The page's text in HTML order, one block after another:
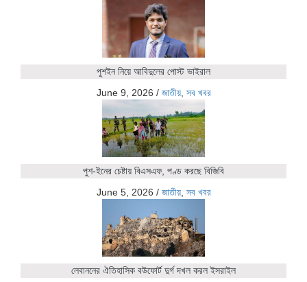
পুশইন নিয়ে আবিদুলের পোস্ট ভাইরাল
June 9, 2026 / জাতীয়, সব খবর
পুশ-ইনের চেষ্টায় বিএসএফ, পণ্ড করছে বিজিবি
June 5, 2026 / জাতীয়, সব খবর
লেবাননের ঐতিহাসিক বউফোর্ট দুর্গ দখল করল ইসরাইল